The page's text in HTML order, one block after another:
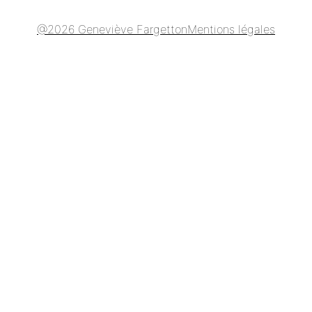
@2026 Geneviève FargettonMentions légales